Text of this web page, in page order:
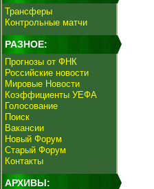
Трансферы
Контрольные матчи
РАЗНОЕ:
Прогнозы от ФНК
Российские новости
Мировые Новости
Коэффициенты УЕФА
Голосование
Поиск
Вакансии
Новый Форум
Старый Форум
Контакты
АРХИВЫ: